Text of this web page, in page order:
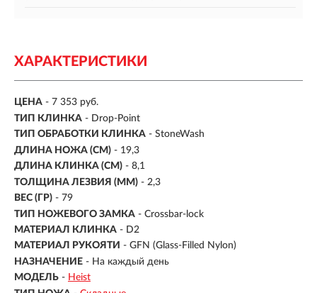
ХАРАКТЕРИСТИКИ
ЦЕНА - 7 353 руб.
ТИП КЛИНКА - Drop-Point
ТИП ОБРАБОТКИ КЛИНКА - StoneWash
ДЛИНА НОЖА (СМ) - 19,3
ДЛИНА КЛИНКА (СМ) - 8,1
ТОЛЩИНА ЛЕЗВИЯ (ММ) - 2,3
ВЕС (ГР) - 79
ТИП НОЖЕВОГО ЗАМКА - Crossbar-lock
МАТЕРИАЛ КЛИНКА - D2
МАТЕРИАЛ РУКОЯТИ - GFN (Glass-Filled Nylon)
НАЗНАЧЕНИЕ - На каждый день
МОДЕЛЬ - Heist